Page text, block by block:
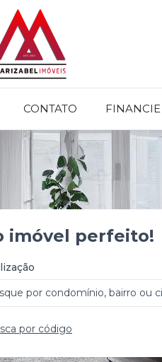
CONTATO FINANCIE
imóvel perfeito!
por código